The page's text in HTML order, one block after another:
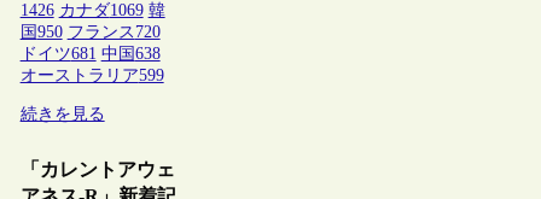
1426 カナダ1069 韓
国 950 フランス 720
ドイツ681 中国 638
オーストラリア599
続きを見る
「カレントアウェ